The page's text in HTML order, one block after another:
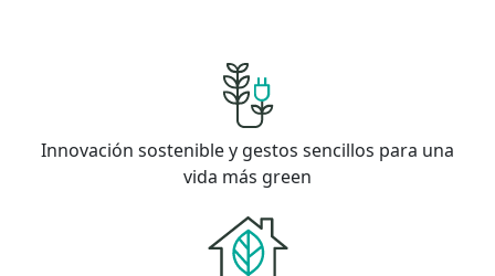
Innovación sostenible y gestos sencillos para una
vida más green